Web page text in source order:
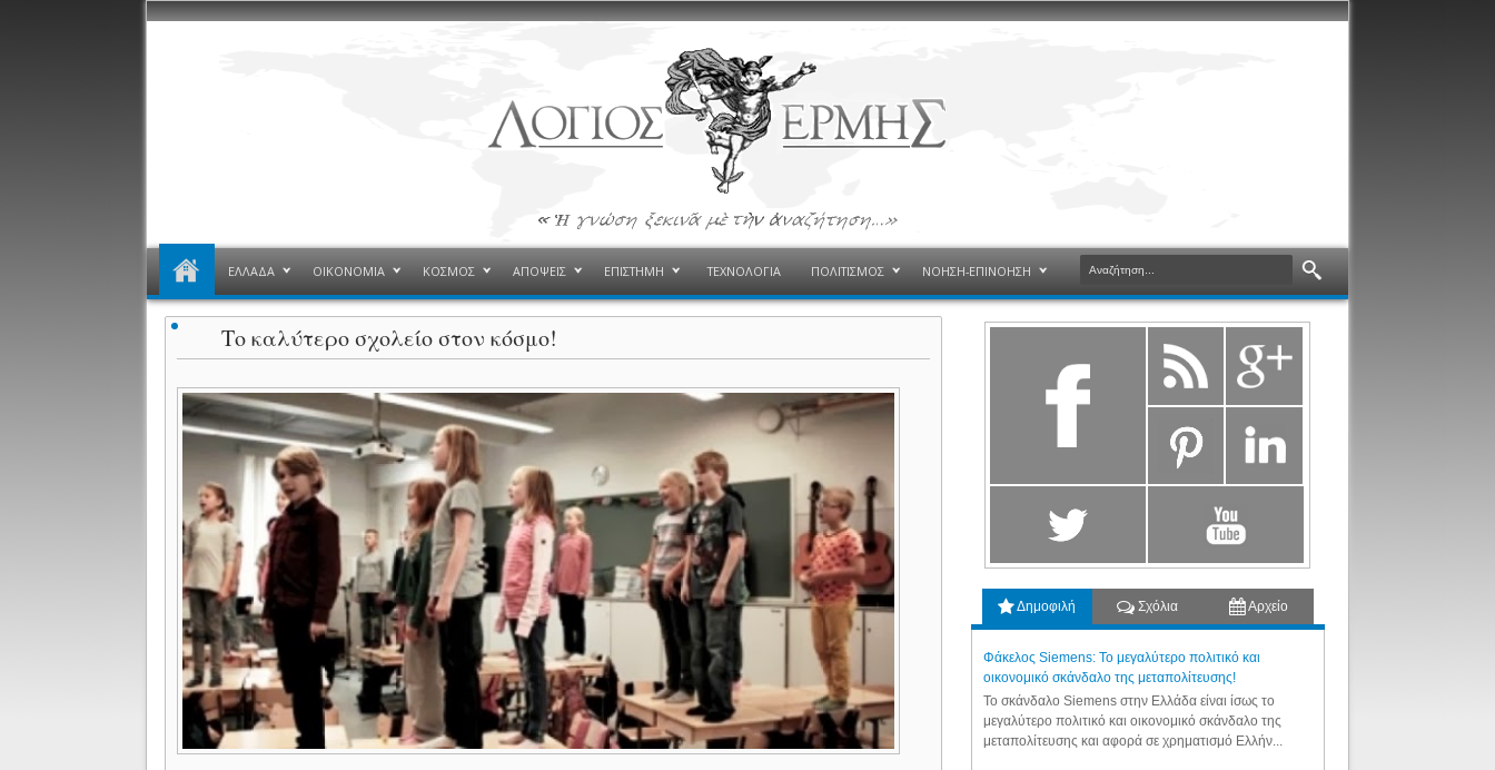
ΕΛΛΑΔΑ ΟΙΚΟΝΟΜΙΑ ΚΟΣΜΟΣ ΑΠΟΨΕΙΣ ΕΠΙΣΤΗΜΗ ΤΕΧΝΟΛΟΓΙΑ ΠΟΛΙΤΙΣΜΟΣ ΝΟΗΣΗ-ΕΠΙΝΟΗΣΗ
Το καλύτερο σχολείο στον κόσμο!
Δημοφιλή Σχόλια Αρχείο
Φάκελος Siemens: Το μεγαλύτερο πολιτικό και
οικονομικό σκάνδαλο της μεταπολίτευσης!
Το σκάνδαλο Siemens στην Ελλάδα είναι ίσως το
μεγαλύτερο πολιτικό και οικονομικό σκάνδαλο της
μεταπολίτευσης και αφορά σε χρηματισμό Ελλήν...